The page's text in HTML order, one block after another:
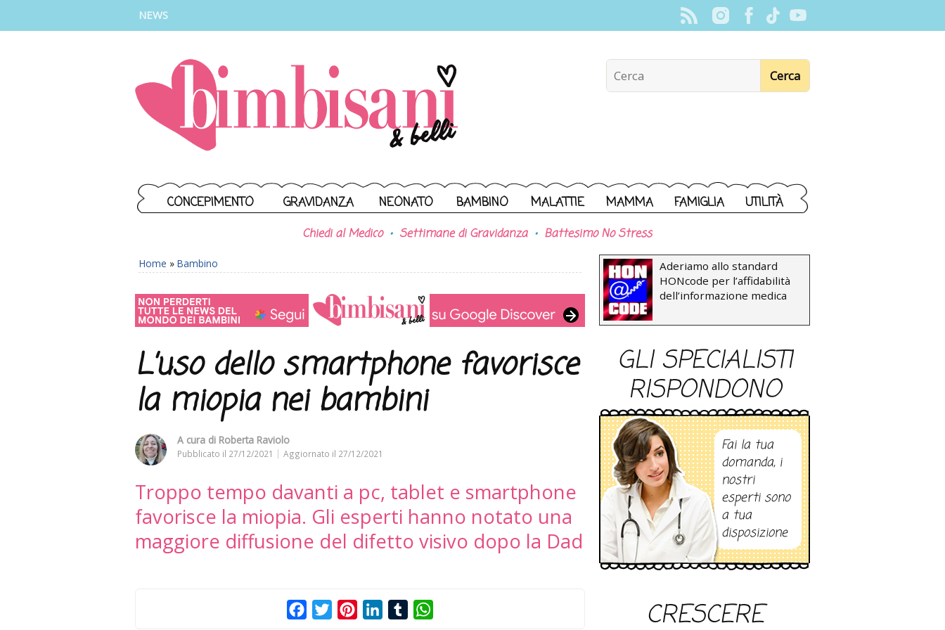
NEWS
CONCEPIMENTO GRAVIDANZA NEONATO BAMBINO MALATTIE MAMMA FAMIGLIA UTILITÀ
Chiedi al Medico Settimane di Gravidanza Battesimo No Stress
Home » Bambino
L’uso dello smartphone favorisce
la miopia nei bambini
A cura di Roberta Raviolo
Pubblicato il 27/12/2021 Aggiornato il 27/12/2021
Troppo tempo davanti a pc, tablet e smartphone
favorisce la miopia. Gli esperti hanno notato una
maggiore diffusione del difetto visivo dopo la Dad
FacebookTwitterPinterestLinkedInTumblr
Aderiamo allo standard
HONcode per l’affidabilità
dell’informazione medica
GLI SPECIALISTI
RISPONDONO
Fai la tua
domanda, i
nostri
esperti sono
a tua
disposizione
CRESCERE